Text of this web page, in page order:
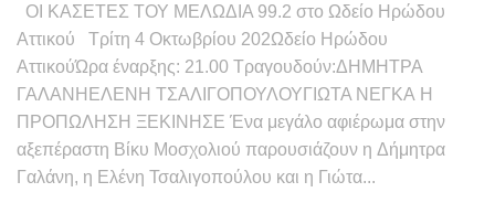
ΟΙ ΚΑΣΕΤΕΣ ΤΟΥ ΜΕΛΩΔΙΑ 99.2 στο Ωδείο Ηρώδου
Αττικού Τρίτη 4 Οκτωβρίου 202Ωδείο Ηρώδου
ΑττικούΏρα έναρξης: 21.00 Τραγουδούν:ΔΗΜΗΤΡΑ
ΓΑΛΑΝΗΕΛΕΝΗ ΤΣΑΛΙΓΟΠΟΥΛΟΥΓΙΩΤΑ ΝΕΓΚΑ Η
ΠΡΟΠΩΛΗΣΗ ΞΕΚΙΝΗΣΕ Ένα μεγάλο αφιέρωμα στην
αξεπέραστη Βίκυ Μοσχολιού παρουσιάζουν η Δήμητρα
Γαλάνη, η Ελένη Τσαλιγοπούλου και η Γιώτα...